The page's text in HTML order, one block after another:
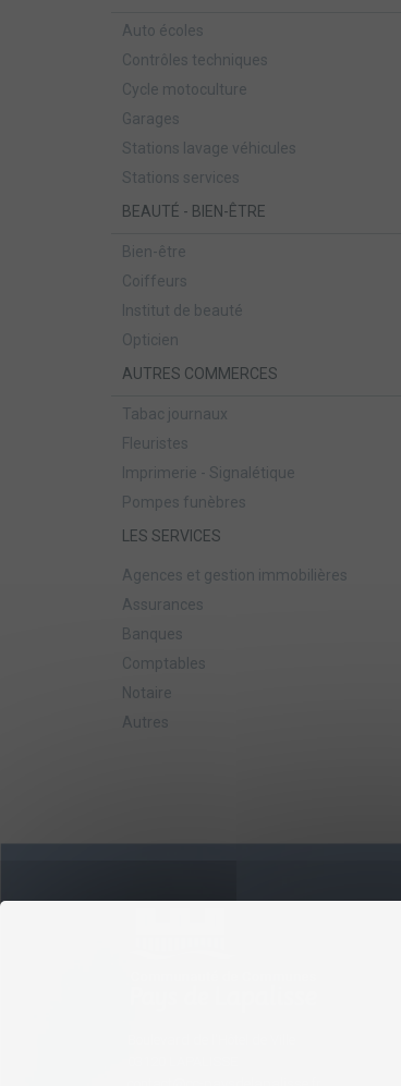
Auto écoles
Contrôles techniques
Cycle motoculture
Garages
Stations lavage véhicules
Stations services
BEAUTÉ - BIEN-ÊTRE
Bien-être
Coiffeurs
Institut de beauté
Opticien
AUTRES COMMERCES
Tabac journaux
Fleuristes
Imprimerie - Signalétique
Pompes funèbres
LES SERVICES
Agences et gestion immobilières
Assurances
Banques
Comptables
Notaire
Autres